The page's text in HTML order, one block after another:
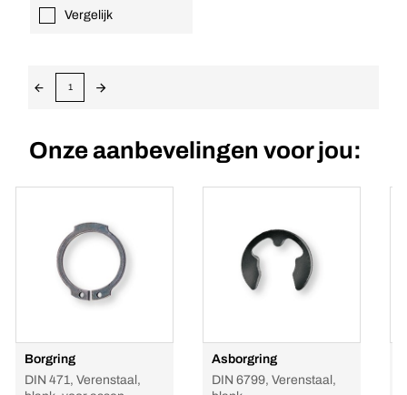
Vergelijk
1
Onze aanbevelingen voor jou:
Borgring
DIN 471, Verenstaal,
Asborgring
DIN 6799, Verenstaal,